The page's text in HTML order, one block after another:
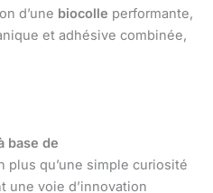
d’une biocolle performante,
et adhésive combinée,
base de
plus qu’une simple curiosité
une voie d’innovation